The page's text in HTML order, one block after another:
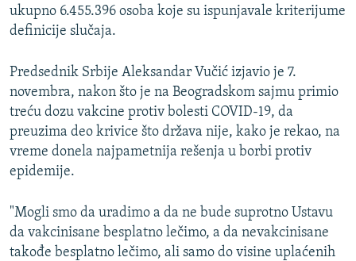
ukupno 6.455.396 osoba koje su ispunjavale kriterijume
definicije slučaja.
Predsednik Srbije Aleksandar Vučić izjavio je 7.
novembra, nakon što je na Beogradskom sajmu primio
treću dozu vakcine protiv bolesti COVID-19, da
preuzima deo krivice što država nije, kako je rekao, na
vreme donela najpametnija rešenja u borbi protiv
epidemije.
"Mogli smo da uradimo a da ne bude suprotno Ustavu
da vakcinisane besplatno lečimo, a da nevakcinisane
takođe besplatno lečimo, ali samo do visine uplaćenih